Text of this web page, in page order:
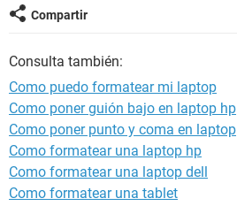
Compartir
Consulta también:
Como puedo formatear mi laptop
Como poner guión bajo en laptop hp
Como poner punto y coma en laptop
Como formatear una laptop hp
Como formatear una laptop dell
Como formatear una tablet